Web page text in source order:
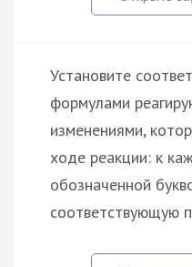
Установите
формулами
изменениями,
ходе реакции: к
обозначенной
соответствующую